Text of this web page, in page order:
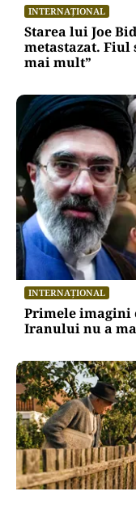
INTERNAȚIONAL
Starea lui Joe
metastazat. Fiul
mai mult”
INTERNAȚIONAL
Primele imagini
Iranului nu a